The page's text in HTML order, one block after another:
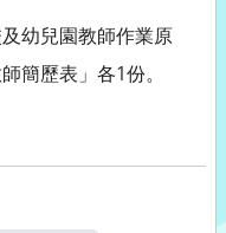
幼兒園教師作業原
簡歷表」各1份。